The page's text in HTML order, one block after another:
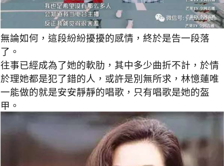
無論如何，這段紛紛擾擾的感情，終於是告一段落
了。
往事已經成為了她的軟肋，其中多少曲折不計，於情
於理她都是犯了錯的人，或許是別無所求，林憶蓮唯
一能做的就是安安靜靜的唱歌，只有唱歌是她的盔
甲。